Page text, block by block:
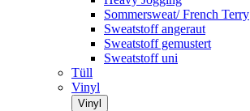
Sommersweat/ French Terry
Sweatstoff angeraut
Sweatstoff gemustert
Sweatstoff uni
Tüll
Vinyl
Vinyl